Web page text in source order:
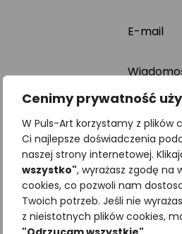
Cenimy prywatność
W Puls-Art korzystamy z plików
Ci najlepsze doświadczenia
naszej strony internetowej.
wszystko", wyrażasz zgodę na
cookies, co pozwoli nam
Twoich potrzeb. Jeśli nie
z nieistotnych plików cookies,
E-mail